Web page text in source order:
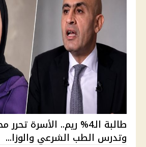
طالبة الـ4% ريم.. الأسرة
وتدرس الطب الشرعي والوزا...